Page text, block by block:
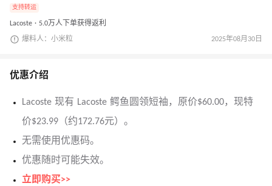
支持转运
Lacoste · 5.0万人下单获得返利
爆料人：小米粒 2025年08月30日
优惠介绍
Lacoste 现有 Lacoste 鳄鱼圆领短袖，原价$60.00，现特
价$23.99（约172.76元）。
无需使用优惠码。
优惠随时可能失效。
立即购买>>